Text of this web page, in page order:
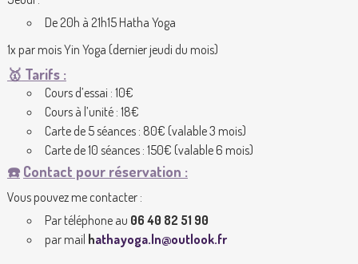
De 20h à 21h15 Hatha Yoga
1x par mois Yin Yoga (dernier jeudi du mois)
🥇 Tarifs :
Cours d’essai : 10€
Cours à l’unité : 18€
Carte de 5 séances : 80€ (valable 3 mois)
Carte de 10 séances : 150€ (valable 6 mois)
☎️ Contact pour réservation :
Vous pouvez me contacter :
Par téléphone au 06 40 82 51 90
par mail hathayoga.ln@outlook.fr